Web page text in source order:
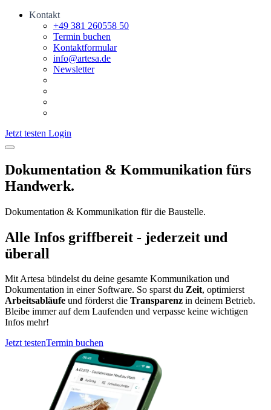
Kontakt
+49 381 260558 50
Termin buchen
Kontaktformular
info@artesa.de
Newsletter
Jetzt testen Login
Dokumentation & Kommunikation fürs
Handwerk.
Dokumentation & Kommunikation für die Baustelle.
Alle Infos griffbereit - jederzeit und
überall
Mit Artesa bündelst du deine gesamte Kommunikation und
Dokumentation in einer Software. So sparst du Zeit, optimierst
Arbeitsabläufe und förderst die Transparenz in deinem Betrieb.
Bleibe immer auf dem Laufenden und verpasse keine wichtigen
Infos mehr!
Jetzt testenTermin buchen